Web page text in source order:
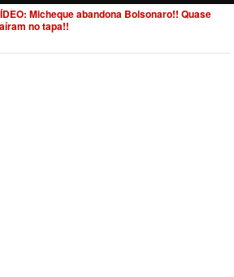
Micheque abandona Bolsonaro!! Quase
no tapa!!